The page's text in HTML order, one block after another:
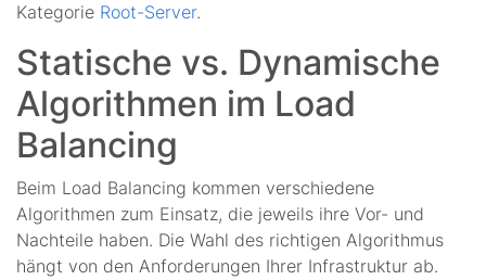
Kategorie Root-Server.
Statische vs. Dynamische
Algorithmen im Load
Balancing
Beim Load Balancing kommen verschiedene
Algorithmen zum Einsatz, die jeweils ihre Vor- und
Nachteile haben. Die Wahl des richtigen Algorithmus
hängt von den Anforderungen Ihrer Infrastruktur ab.